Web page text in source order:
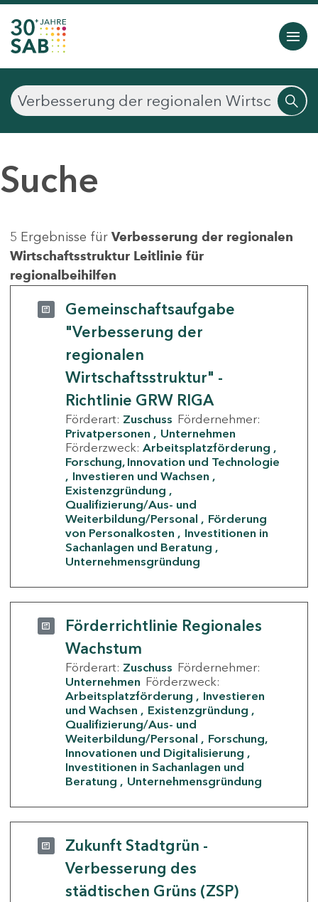
Suche
5 Ergebnisse für Verbesserung der regionalen
Wirtschaftsstruktur Leitlinie für
regionalbeihilfen
Gemeinschaftsaufgabe
"Verbesserung der
regionalen
Wirtschaftsstruktur" -
Richtlinie GRW RIGA
Förderart: Zuschuss Fördernehmer:
Privatpersonen
Unternehmen
Förderzweck: Arbeitsplatzförderung
Forschung, Innovation und Technologie
Investieren und Wachsen
Existenzgründung
Qualifizierung/Aus- und
Weiterbildung/Personal
Förderung
von Personalkosten
Investitionen in
Sachanlagen und Beratung
Unternehmensgründung
Förderrichtlinie Regionales
Wachstum
Förderart: Zuschuss Fördernehmer:
Unternehmen Förderzweck:
Arbeitsplatzförderung
Investieren
und Wachsen
Existenzgründung
Qualifizierung/Aus- und
Weiterbildung/Personal
Forschung,
Innovationen und Digitalisierung
Investitionen in Sachanlagen und
Beratung
Unternehmensgründung
Zukunft Stadtgrün -
Verbesserung des
städtischen Grüns (ZSP)